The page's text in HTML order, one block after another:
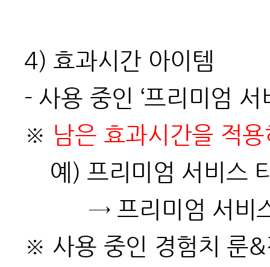
4) 효과시간 아이템
- 사용 중인 ‘프리미엄 서
※ 남은 효과시간을 적
예) 프리미엄 서비스
→ 프리미엄 서비
※ 사용 중인 경험치 룬